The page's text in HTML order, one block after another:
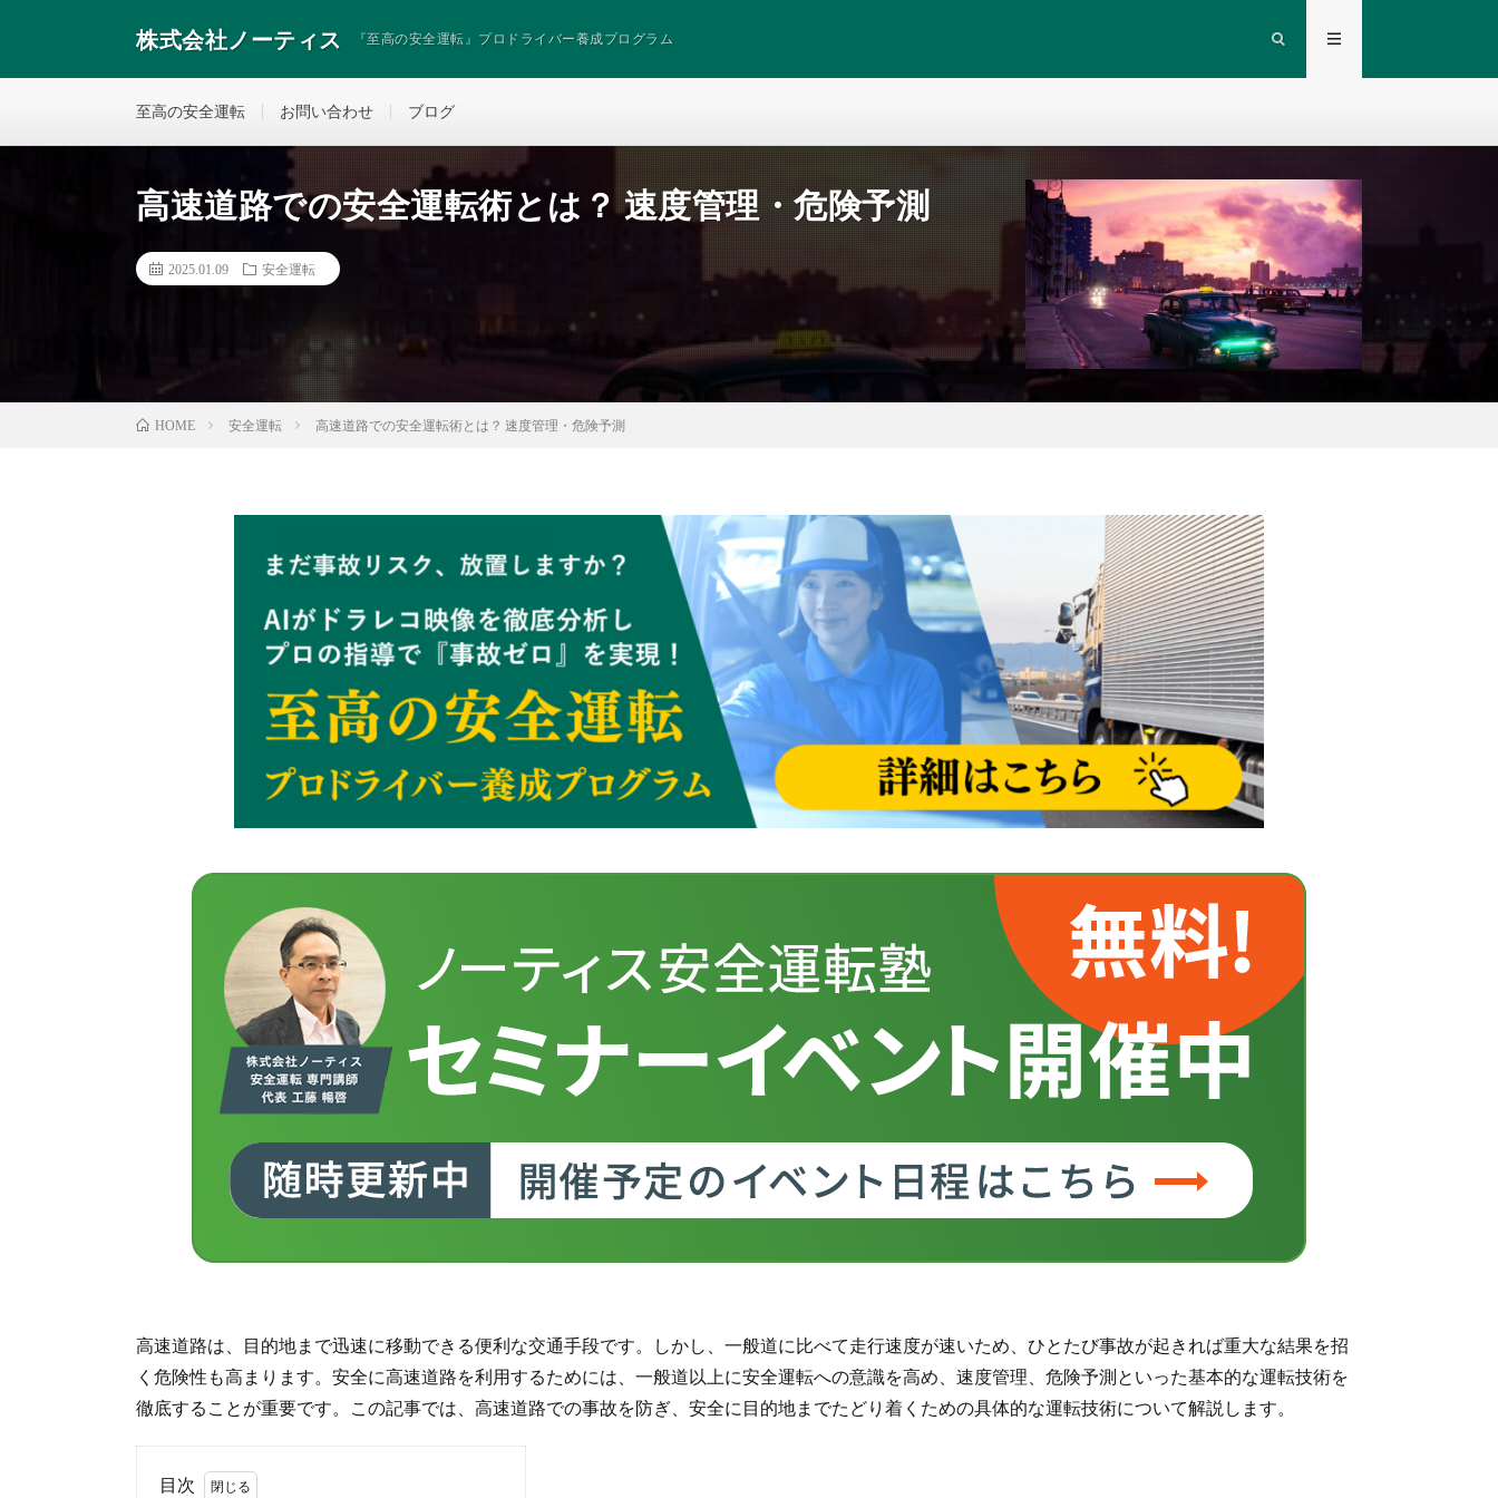
株式会社ノーティス 『至高の安全運転』プロドライバー養成プログラム
至高の安全運転 お問い合わせ ブログ
高速道路での安全運転術とは？ 速度管理・危険予測
2025.01.09 安全運転
HOME 安全運転 高速道路での安全運転術とは？ 速度管理・危険予測
高速道路は、目的地まで迅速に移動できる便利な交通手段です。しかし、一般道に比べて走行速度が速いため、ひとたび事故が起きれば重大な結果を招
く危険性も高まります。安全に高速道路を利用するためには、一般道以上に安全運転への意識を高め、速度管理、危険予測といった基本的な運転技術を
徹底することが重要です。この記事では、高速道路での事故を防ぎ、安全に目的地までたどり着くための具体的な運転技術について解説します。
目次